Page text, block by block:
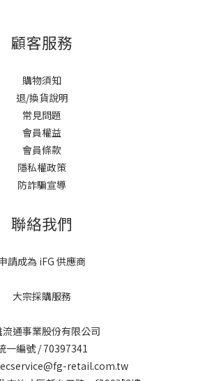
顧客服務
購物須知
退/換貨說明
常見問題
會員權益
會員條款
隱私權政策
防詐騙宣導
聯絡我們
請成為 iFG 供應商
大宗採購服務
流通事業股份有限公司
一編號 / 70397341
ecservice@fg-retail.com.tw